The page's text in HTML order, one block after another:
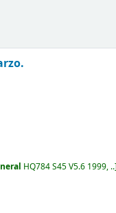
HQ784 S45 V5.6 1999, ..